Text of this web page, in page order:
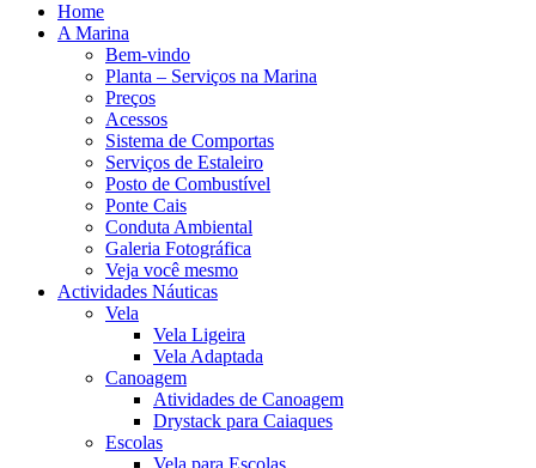
Home
A Marina
Bem-vindo
Planta – Serviços na Marina
Preços
Acessos
Sistema de Comportas
Serviços de Estaleiro
Posto de Combustível
Ponte Cais
Conduta Ambiental
Galeria Fotográfica
Veja você mesmo
Actividades Náuticas
Vela
Vela Ligeira
Vela Adaptada
Canoagem
Atividades de Canoagem
Drystack para Caiaques
Escolas